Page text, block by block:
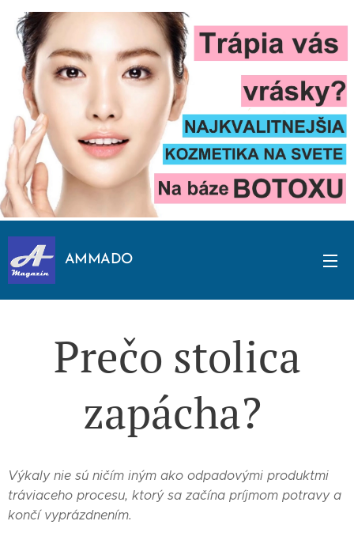
AMMADO
Prečo stolica
zapácha?
Výkaly nie sú ničím iným ako odpadovými produktmi
tráviaceho procesu, ktorý sa začína príjmom potravy a
končí vyprázdnením.